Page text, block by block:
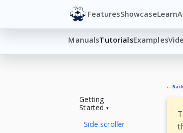
FeaturesShowcaseLearn
ManualsTutorialsExamples
Getting
Started
Side scroller
←